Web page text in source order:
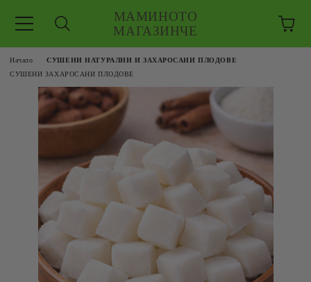
МАМИНОТО
МАГАЗИНЧЕ
Начало
СУШЕНИ НАТУРАЛНИ И ЗАХАРОСАНИ ПЛОДОВЕ
СУШЕНИ ЗАХАРОСАНИ ПЛОДОВЕ